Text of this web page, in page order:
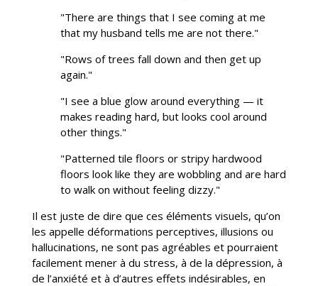
"There are things that I see coming at me
that my husband tells me are not there."
"Rows of trees fall down and then get up
again."
"I see a blue glow around everything — it
makes reading hard, but looks cool around
other things."
"Patterned tile floors or stripy hardwood
floors look like they are wobbling and are hard
to walk on without feeling dizzy."
Il est juste de dire que ces éléments visuels, qu’on
les appelle déformations perceptives, illusions ou
hallucinations, ne sont pas agréables et pourraient
facilement mener à du stress, à de la dépression, à
de l’anxiété et à d’autres effets indésirables, en